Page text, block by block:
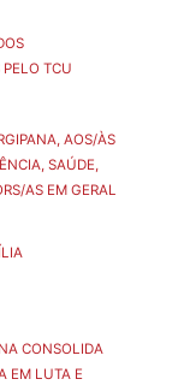
PELO TCU
AOS/ÀS
SAÚDE,
AS EM GERAL
CONSOLIDA
EM LUTA E